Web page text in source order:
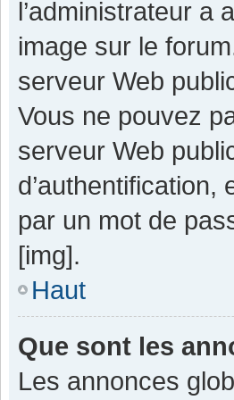
l’administrateur a
image sur le
serveur Web
Vous ne pouvez
serveur Web
par un mot de
[img].
Haut
Que sont les
Les annonces